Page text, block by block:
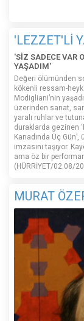
'LEZZET'Lİ
'SİZ SADECE VAR
YAŞADIM'
Değeri ölümünden
kökenli ressam-
Modigliani’nin
üzerinden sanat,
yaralı ruhlar ve
duraklarda gezinen
Kanadında Üç
imzasını taşıyor.
ama öz bir
(HÜRRİYET/02.08/
MURAT